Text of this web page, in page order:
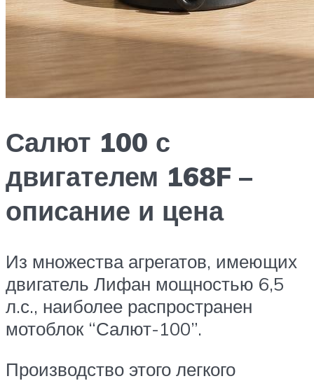
Салют 100 с
двигателем 168F –
описание и цена
Из множества агрегатов, имеющих
двигатель Лифан мощностью 6,5
л.с., наиболее распространен
мотоблок “Салют-100”.
Производство этого легкого